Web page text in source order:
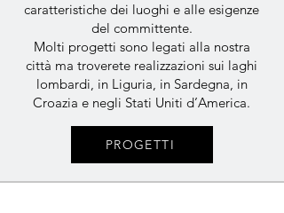
caratteristiche dei luoghi e alle esigenze
del committente.
Molti progetti sono legati alla nostra
città ma troverete realizzazioni sui laghi
lombardi, in Liguria, in Sardegna, in
Croazia e negli Stati Uniti d’America.
PROGETTI